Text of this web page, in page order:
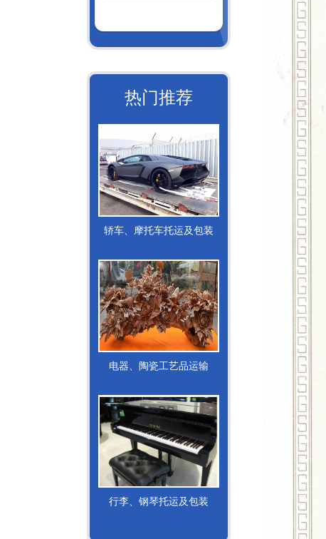
热门推荐
轿车、摩托车托运及包装
电器、陶瓷工艺品运输
行李、钢琴托运及包装